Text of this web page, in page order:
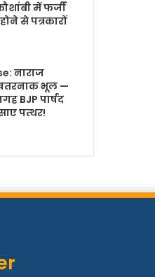
में फर्जी
से पत्रकारों
नाराज
भूल —
BJP पार्षद
पत्थर!